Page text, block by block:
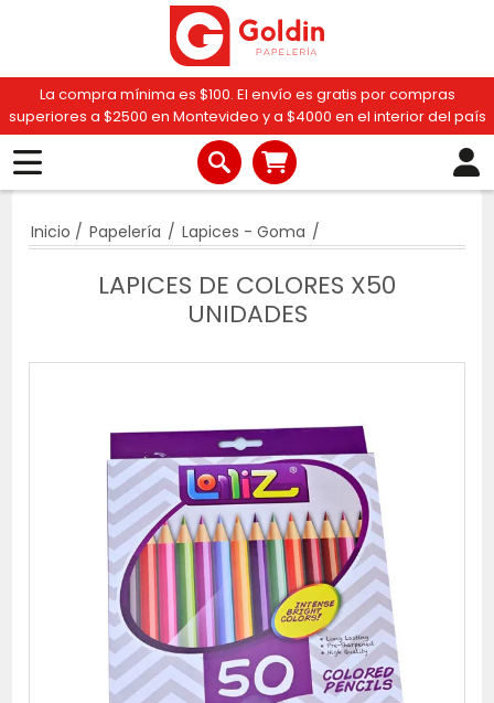
La compra mínima es $100. El envío es gratis por compras
superiores a $2500 en Montevideo y a $4000 en el interior del país
Inicio / Papelería / Lapices - Goma /
LAPICES DE COLORES X50
UNIDADES